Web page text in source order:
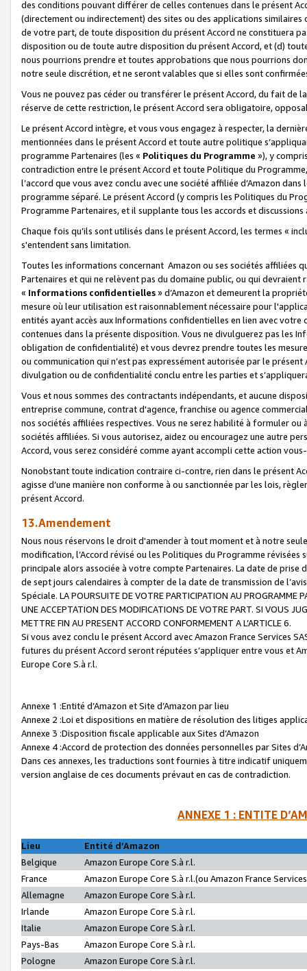
des conditions pouvant différer de celles contenues dans le présent
(directement ou indirectement) des sites ou des applications
de votre part, de toute disposition du présent Accord ne constituera
disposition ou de toute autre disposition du présent Accord, et (d)
nous pourrions prendre et toutes approbations que nous pourrions
notre seule discrétion, et ne seront valables que si elles sont
Vous ne pouvez pas céder ou transférer le présent Accord, du fait de
réserve de cette restriction, le présent Accord sera obligatoire,
Le présent Accord intègre, et vous vous engagez à respecter, la
mentionnées dans le présent Accord et toute autre politique
programme Partenaires (les « Politiques du Programme »), y
contradiction entre le présent Accord et toute Politique du
l’accord que vous avez conclu avec une société affiliée d’Amazon
programme séparé. Le présent Accord (y compris les Politiques du
Programme Partenaires, et il supplante tous les accords et discussions
Chaque fois qu’ils sont utilisés dans le présent Accord, les termes «
s'entendent sans limitation.
Toutes les informations concernant Amazon ou ses sociétés affiliées
Partenaires et qui ne relèvent pas du domaine public, ou qui
« Informations confidentielles» d’Amazon et demeurent la
mesure où leur utilisation est raisonnablement nécessaire pour
entités ayant accès aux Informations confidentielles en lien avec
contenues dans la présente disposition. Vous ne divulguerez pas les
obligation de confidentialité) et vous devrez prendre toutes les
ou communication qui n’est pas expressément autorisée par le
divulgation ou de confidentialité conclu entre les parties et
Vous et nous sommes des contractants indépendants, et aucune
entreprise commune, contrat d'agence, franchise ou agence
nos sociétés affiliées respectives. Vous ne serez habilité à formuler
sociétés affiliées. Si vous autorisez, aidez ou encouragez une autre
Accord, vous serez considéré comme ayant accompli cette action
Nonobstant toute indication contraire ci-contre, rien dans le présent
agisse d’une manière non conforme à ou sanctionnée par les lois,
présent Accord.
13.Amendement
Nous nous réservons le droit d'amender à tout moment et à notre
modification, l’Accord révisé ou les Politiques du Programme
principale alors associée à votre compte Partenaires. La date de
de sept jours calendaires à compter de la date de transmission de
Spéciale. LA POURSUITE DE VOTRE PARTICIPATION AU PROGRAMME
UNE ACCEPTATION DES MODIFICATIONS DE VOTRE PART. SI VOUS
METTRE FIN AU PRESENT ACCORD CONFORMEMENT A L’ARTICLE 6.
Si vous avez conclu le présent Accord avec Amazon France Services
futures du présent Accord seront réputées s’appliquer entre vous et
Europe Core S.à r.l.
Annexe 1 :Entité d’Amazon et Site d’Amazon par lieu
Annexe 2 :Loi et dispositions en matière de résolution des litiges
Annexe 3 :Disposition fiscale applicable aux Sites d’Amazon
Annexe 4 :Accord de protection des données personnelles par Sites
Dans ces annexes, les traductions sont fournies à titre indicatif
version anglaise de ces documents prévaut en cas de contradiction.
ANNEXE 1 : ENTITE
Lieu
Entité d’Amazon
Belgique
Amazon Europe Core S.à r.l.
France
Amazon Europe Core S.à r.l.(ou Amazon France
Allemagne
Amazon Europe Core S.à r.l.
Irlande
Amazon Europe Core S.à r.l.
Italie
Amazon Europe Core S.à r.l.
Pays-Bas
Amazon Europe Core S.à r.l.
Pologne
Amazon Europe Core S.à r.l.